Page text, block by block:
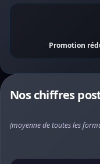
Promotion
Nos chiffres
(moyenne de toutes les